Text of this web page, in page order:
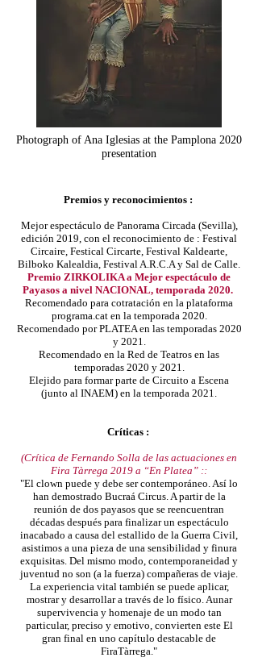
Photograph of Ana Iglesias at the Pamplona 2020
presentation
Premios y reconocimientos :
Mejor espectáculo de Panorama Circada (Sevilla),
edición 2019, con el reconocimiento de : Festival
Circaire, Festical Circarte, Festival Kaldearte,
Bilboko Kalealdia, Festival A.R.C.A y Sal de Calle.
Premio ZIRKOLIKA a Mejor espectáculo de
Payasos a nivel NACIONAL, temporada 2020.
Recomendado para cotratación en la plataforma
programa.cat en la temporada 2020.
Recomendado por PLATEA en las temporadas 2020
y 2021.
Recomendado en la Red de Teatros en las
temporadas 2020 y 2021.
Elejido para formar parte de Circuito a Escena
(junto al INAEM) en la temporada 2021.
Críticas :
(Crítica de Fernando Solla de las actuaciones en
Fira Tàrrega 2019 a “En Platea” ::
"El clown puede y debe ser contemporáneo. Así lo
han demostrado Bucraá Circus. A partir de la
reunión de dos payasos que se reencuentran
décadas después para finalizar un espectáculo
inacabado a causa del estallido de la Guerra Civil,
asistimos a una pieza de una sensibilidad y finura
exquisitas. Del mismo modo, contemporaneidad y
juventud no son (a la fuerza) compañeras de viaje.
La experiencia vital también se puede aplicar,
mostrar y desarrollar a través de lo físico. Aunar
supervivencia y homenaje de un modo tan
particular, preciso y emotivo, convierten este El
gran final en uno capítulo destacable de
FiraTàrrega."